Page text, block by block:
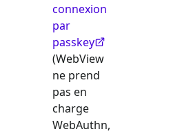
connexion
par
passkey
(WebView
ne prend
pas en
charge
WebAuthn,